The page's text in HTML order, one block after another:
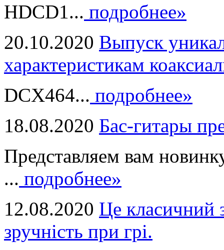
HDCD1... подробнее»
20.10.2020 Выпуск
характеристикам
DCX464... подробнее»
18.08.2020 Бас-гитары
Представляем вам
... подробнее»
12.08.2020 Це класичний
зручність при грі.